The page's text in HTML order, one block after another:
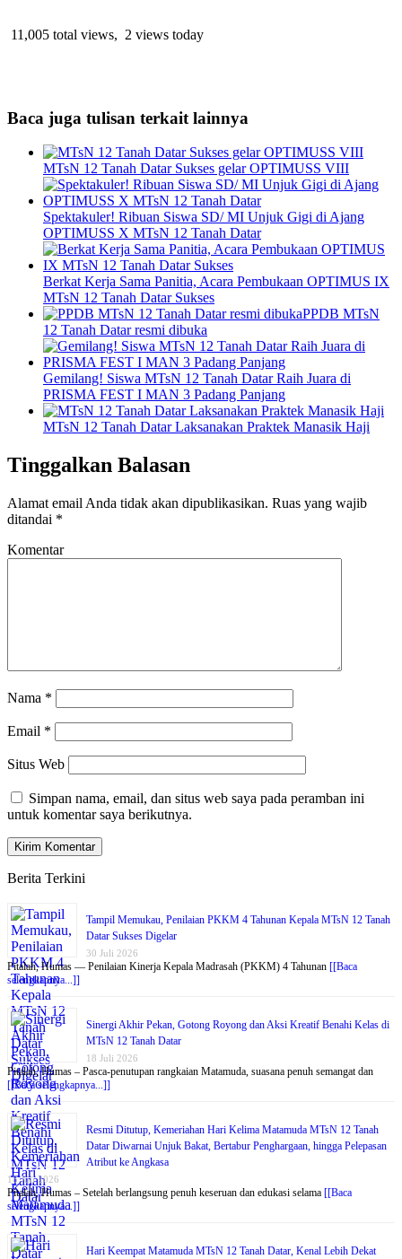
11,005 total views, 2 views today
Baca juga tulisan terkait lainnya
MTsN 12 Tanah Datar Sukses gelar OPTIMUSS VIII
Spektakuler! Ribuan Siswa SD/ MI Unjuk Gigi di Ajang
OPTIMUSS X MTsN 12 Tanah Datar
Berkat Kerja Sama Panitia, Acara Pembukaan OPTIMUS IX
MTsN 12 Tanah Datar Sukses
PPDB MTsN
12 Tanah Datar resmi dibuka
Gemilang! Siswa MTsN 12 Tanah Datar Raih Juara di
PRISMA FEST I MAN 3 Padang Panjang
MTsN 12 Tanah Datar Laksanakan Praktek Manasik Haji
Tinggalkan Balasan
Alamat email Anda tidak akan dipublikasikan. Ruas yang wajib
ditandai *
Komentar
Nama *
Email *
Situs Web
Simpan nama, email, dan situs web saya pada peramban ini
untuk komentar saya berikutnya.
Berita Terkini
Tampil Memukau, Penilaian PKKM 4 Tahunan Kepala MTsN 12 Tanah
Datar Sukses Digelar
30 Juli 2026
Pitalah, Humas — Penilaian Kinerja Kepala Madrasah (PKKM) 4 Tahunan [[Baca
selengkapnya...]]
Sinergi Akhir Pekan, Gotong Royong dan Aksi Kreatif Benahi Kelas di
MTsN 12 Tanah Datar
18 Juli 2026
Pitalah, Humas – Pasca-penutupan rangkaian Matamuda, suasana penuh semangat dan
[[Baca selengkapnya...]]
Resmi Ditutup, Kemeriahan Hari Kelima Matamuda MTsN 12 Tanah
Datar Diwarnai Unjuk Bakat, Bertabur Penghargaan, hingga Pelepasan
Atribut ke Angkasa
18 Juli 2026
Pitalah, Humas – Setelah berlangsung penuh keseruan dan edukasi selama [[Baca
selengkapnya...]]
Hari Keempat Matamuda MTsN 12 Tanah Datar, Kenal Lebih Dekat